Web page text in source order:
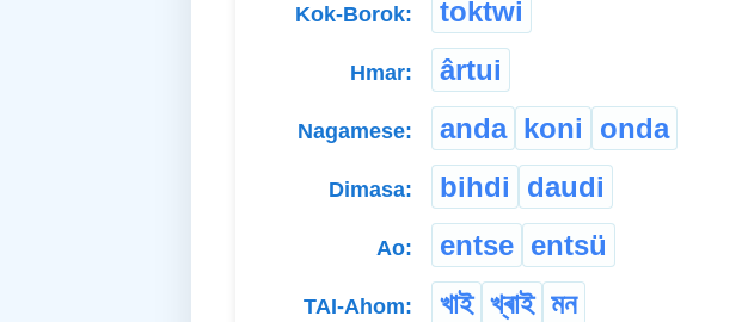
Kok-Borok: toktwi
Hmar: ârtui
Nagamese: anda koni onda
Dimasa: bihdi daudi
Ao: entse entsü
TAI-Ahom: খাই খ্ৰাই মন